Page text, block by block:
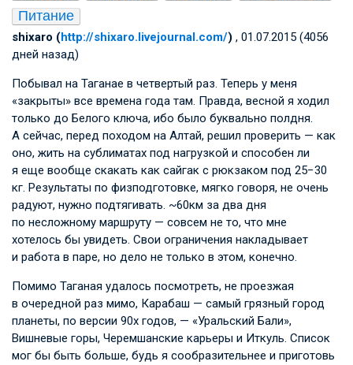
Питание
shixaro (http://shixaro.livejournal.com/) , 01.07.2015 (4056
дней назад)
Побывал на Таганае в четвертый раз. Теперь у меня
«закрыты» все времена года там. Правда, весной я ходил
только до Белого ключа, ибо было буквально полдня.
А сейчас, перед походом на Алтай, решил проверить — как
оно, жить на сублиматах под нагрузкой и способен ли
я еще вообще скакать как сайгак с рюкзаком под 25−30
кг. Результаты по физподготовке, мягко говоря, не очень
радуют, нужно подтягивать. ~60км за два дня
по несложному маршруту — совсем не то, что мне
хотелось бы увидеть. Свои ограничения накладывает
и работа в паре, но дело не только в этом, конечно.
Помимо Таганая удалось посмотреть, не проезжая
в очередной раз мимо, Карабаш — самый грязный город
планеты, по версии 90х годов, — «Уральский Бали»,
Вишневые горы, Черемшанские карьеры и Иткуль. Список
мог бы быть больше, будь я сообразительнее и приготовь